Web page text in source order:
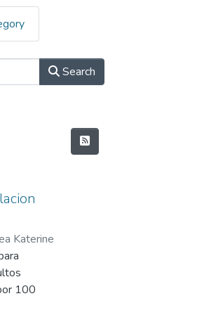
Search
Katerine
100